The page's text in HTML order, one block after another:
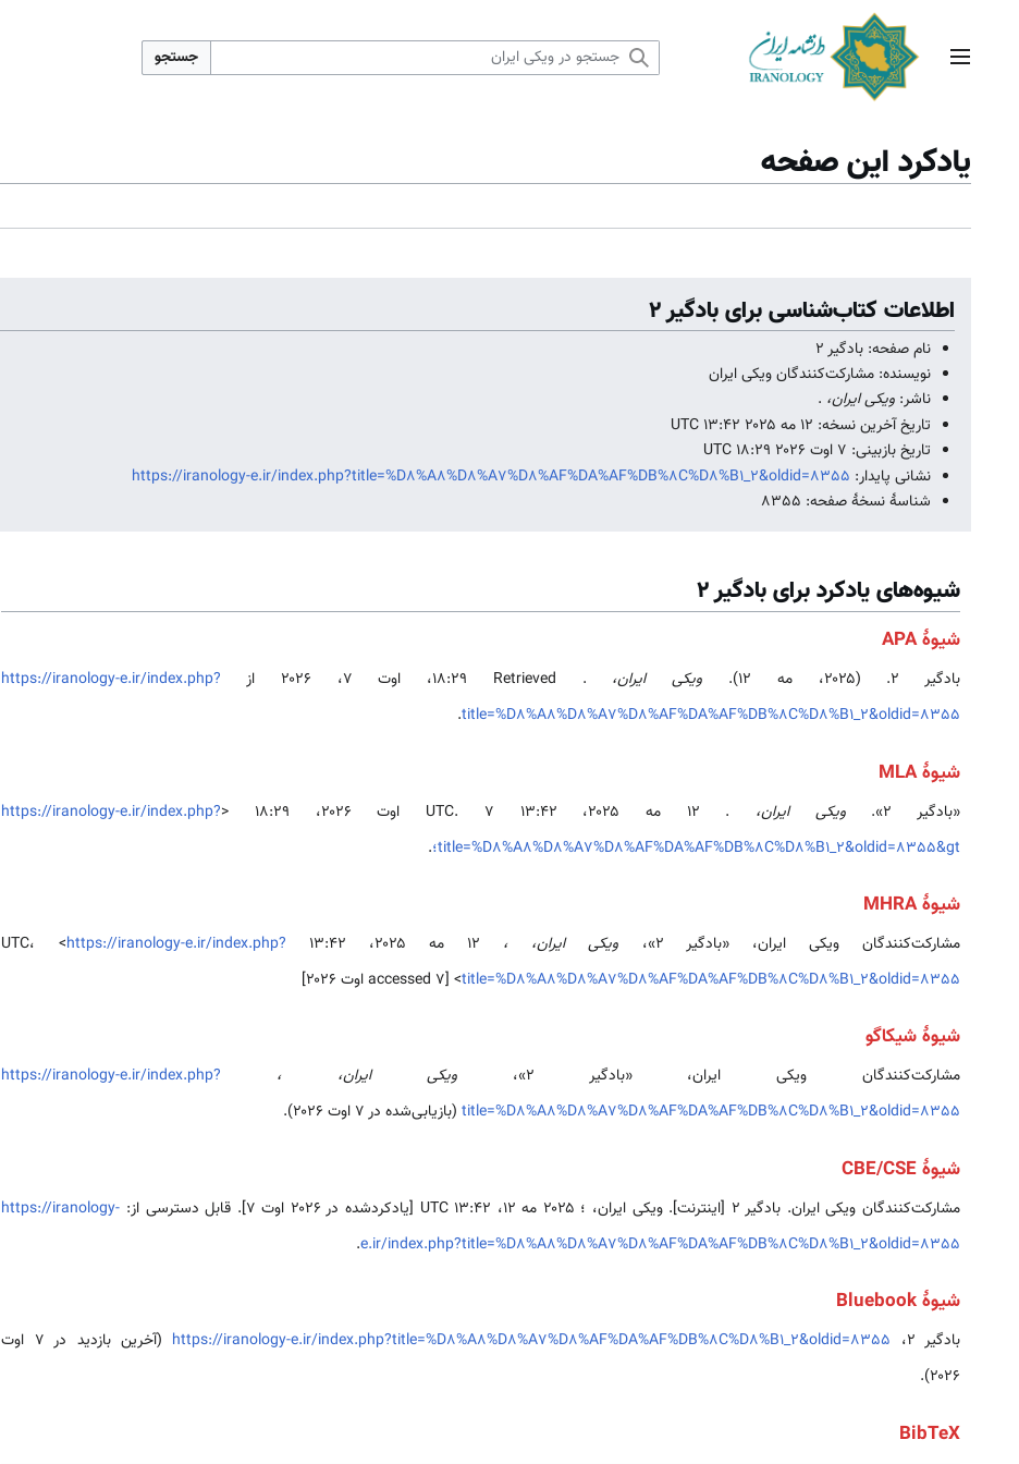
منوی اصلی جستجو
یادکرد این صفحه
اطلاعات کتاب‌شناسی برای بادگیر 2
نام صفحه: بادگیر 2
نویسنده: مشارکت‌کنندگان ویکی ایران
ناشر:ویکی ایران، .
تاریخ آخرین نسخه: ۱۲ مه ۲۰۲۵ ‏۱۳:۴۲ UTC
تاریخ بازبینی: ۷ اوت ۲۰۲۶ ‏۱۸:۲۹ UTC
نشانی پایدار: https://iranology-e.ir/index.php?title=%D8%A8%D8%A7%D8%AF%DA%AF%DB%8C%D8%B1_2&oldid=8355
شناسهٔ نسخهٔ صفحه: 8355
شیوه‌های یادکرد برای بادگیر 2
شیوهٔ APA
بادگیر 2. (۲۰۲۵، مه ۱۲). ویکی ایران، . Retrieved ‏۱۸:۲۹، اوت ۷، ۲۰۲۶ از
https://iranology-e.ir/index.php?
title=%D8%A8%D8%A7%D8%AF%DA%AF%DB%8C%D8%B1_2&oldid=8355
.
شیوهٔ MLA
«بادگیر 2». ویکی ایران، . ۱۲ مه ۲۰۲۵، ‏۱۳:۴۲ UTC. ۷ اوت ۲۰۲۶، ‏۱۸:۲۹ <
https://iranology-e.ir/index.php?
title=%D8%A8%D8%A7%D8%AF%DA%AF%DB%8C%D8%B1_2&oldid=8355&gt؛ .
شیوهٔ MHRA
مشارکت‌کنندگان ویکی ایران، «بادگیر 2»، ویکی ایران، ،
https://iranology-e.ir/index.php?
title=%D8%A8%D8%A7%D8%AF%DA%AF%DB%8C%D8%B1_2&oldid=8355> [accessed ۷ اوت ۲۰۲۶]
شیوهٔ شیکاگو
مشارکت‌کنندگان ویکی ایران، «بادگیر 2»، ویکی ایران، ،
https://iranology-e.ir/index.php?
title=%D8%A8%D8%A7%D8%AF%DA%AF%DB%8C%D8%B1_2&oldid=8355 (بازیابی‌شده در ۷ اوت ۲۰۲۶).
شیوهٔ CBE/CSE
مشارکت‌کنندگان ویکی ایران. بادگیر 2 [اینترنت]. ویکی ایران، ؛ ۲۰۲۵ مه ۱۲، ‏۱۳:۴۲ UTC [یادکردشده در ۲۰۲۶ اوت ۷]. قابل دسترسی از:
https://iranology-
e.ir/index.php?title=%D8%A8%D8%A7%D8%AF%DA%AF%DB%8C%D8%B1_2&oldid=8355
.
شیوهٔ Bluebook
بادگیر 2، https://iranology-e.ir/index.php?title=%D8%A8%D8%A7%D8%AF%DA%AF%DB%8C%D8%B1_2&oldid=8355
(آخرین بازدید در ۷ اوت
۲۰۲۶).
BibTeX